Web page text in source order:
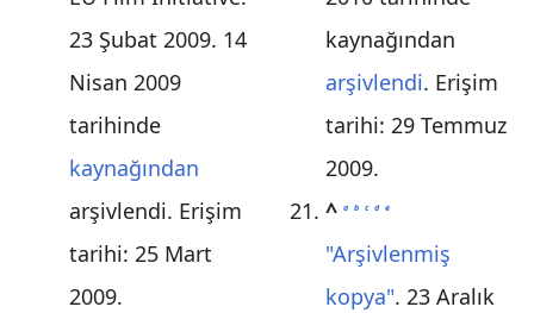
23 Şubat 2009. 14
Nisan 2009
tarihinde
kaynağından
arşivlendi. Erişim
tarihi: 25 Mart
2009.
kaynağından
arşivlendi. Erişim
tarihi: 29 Temmuz
2009.
^ a b c d e
"Arşivlenmiş
kopya". 23 Aralık